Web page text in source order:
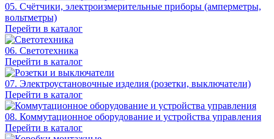
05. Счётчики, электроизмерительные приборы (амперметры,
вольтметры)
Перейти в каталог
06. Светотехника
Перейти в каталог
07. Электроустановочные изделия (розетки, выключатели)
Перейти в каталог
08. Коммутационное оборудование и устройства управления
Перейти в каталог